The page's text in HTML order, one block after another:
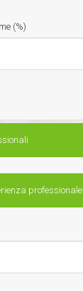
(%)
professionale